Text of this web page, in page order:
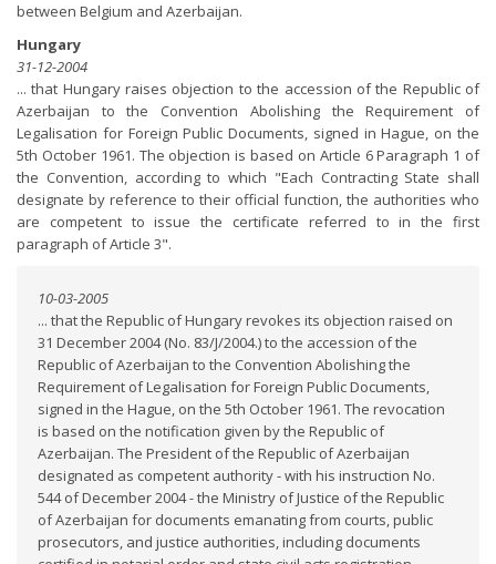
between Belgium and Azerbaijan.
Hungary
31-12-2004
... that Hungary raises objection to the accession of the Republic of
Azerbaijan to the Convention Abolishing the Requirement of
Legalisation for Foreign Public Documents, signed in Hague, on the
5th October 1961. The objection is based on Article 6 Paragraph 1 of
the Convention, according to which "Each Contracting State shall
designate by reference to their official function, the authorities who
are competent to issue the certificate referred to in the first
paragraph of Article 3".
10-03-2005
... that the Republic of Hungary revokes its objection raised on
31 December 2004 (No. 83/J/2004.) to the accession of the
Republic of Azerbaijan to the Convention Abolishing the
Requirement of Legalisation for Foreign Public Documents,
signed in the Hague, on the 5th October 1961. The revocation
is based on the notification given by the Republic of
Azerbaijan. The President of the Republic of Azerbaijan
designated as competent authority - with his instruction No.
544 of December 2004 - the Ministry of Justice of the Republic
of Azerbaijan for documents emanating from courts, public
prosecutors, and justice authorities, including documents